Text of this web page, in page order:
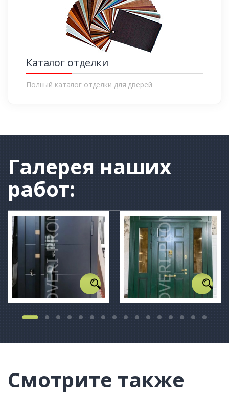
Каталог отделки
Полный каталог отделки для дверей
Галерея наших
работ:
Смотрите также